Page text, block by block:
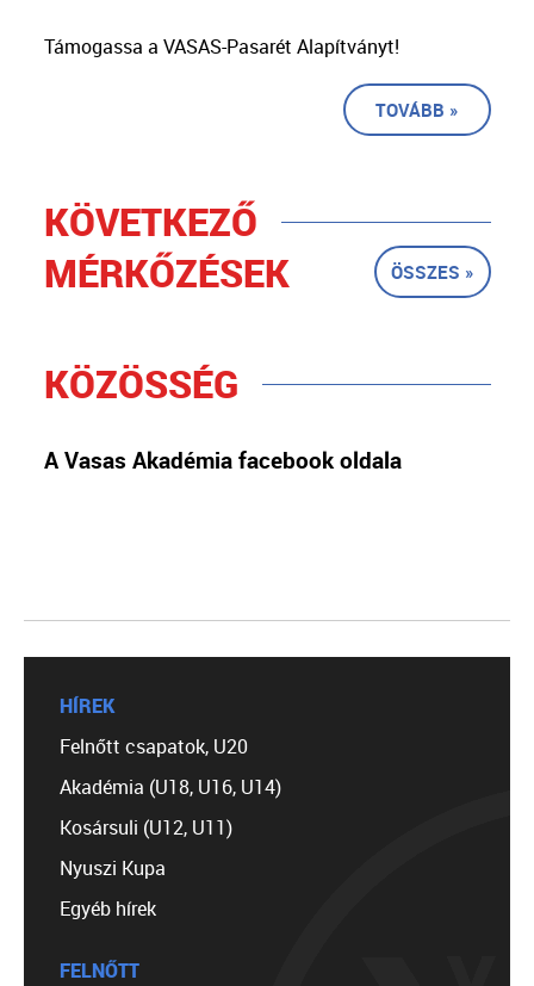
Támogassa a VASAS-Pasarét Alapítványt!
TOVÁBB »
KÖVETKEZŐ
MÉRKŐZÉSEK
ÖSSZES »
KÖZÖSSÉG
A Vasas Akadémia facebook oldala
HÍREK
Felnőtt csapatok, U20
Akadémia (U18, U16, U14)
Kosársuli (U12, U11)
Nyuszi Kupa
Egyéb hírek
FELNŐTT